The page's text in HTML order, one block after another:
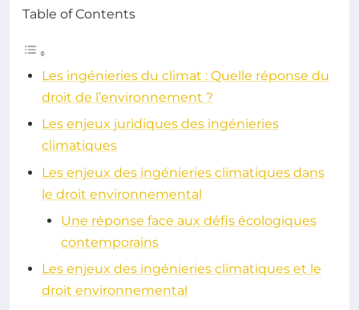
Table of Contents
Les ingénieries du climat : Quelle réponse du
droit de l’environnement ?
Les enjeux juridiques des ingénieries
climatiques
Les enjeux des ingénieries climatiques dans
le droit environnemental
Une réponse face aux défis écologiques
contemporains
Les enjeux des ingénieries climatiques et le
droit environnemental